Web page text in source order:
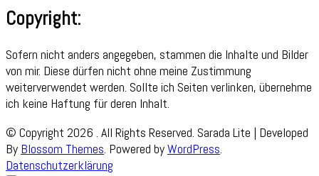
Copyright:
Sofern nicht anders angegeben, stammen die Inhalte und Bilder
von mir. Diese dürfen nicht ohne meine Zustimmung
weiterverwendet werden. Sollte ich Seiten verlinken, übernehme
ich keine Haftung für deren Inhalt.
© Copyright 2026 . All Rights Reserved. Sarada Lite | Developed
By Blossom Themes. Powered byWordPress.
Datenschutzerklärung